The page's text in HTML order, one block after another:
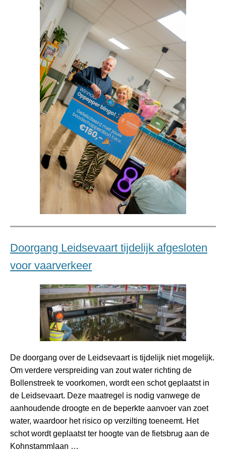
Doorgang Leidsevaart tijdelijk afgesloten
voor vaarverkeer
De doorgang over de Leidsevaart is tijdelijk niet mogelijk.
Om verdere verspreiding van zout water richting de
Bollenstreek te voorkomen, wordt een schot geplaatst in
de Leidsevaart. Deze maatregel is nodig vanwege de
aanhoudende droogte en de beperkte aanvoer van zoet
water, waardoor het risico op verzilting toeneemt. Het
schot wordt geplaatst ter hoogte van de fietsbrug aan de
Kohnstammlaan …